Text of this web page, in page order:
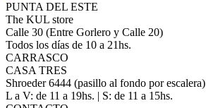
PUNTA DEL ESTE
The KUL store
Calle 30 (Entre Gorlero y Calle 20)
Todos los días de 10 a 21hs.
CARRASCO
CASA TRES
Shroeder 6444 (pasillo al fondo por escalera)
L a V: de 11 a 19hs. | S: de 11 a 15hs.